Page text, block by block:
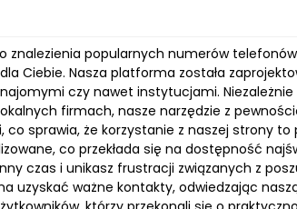
znalezienia popularnych numerów
Ciebie. Nasza platforma została
czy nawet instytucjami.
firmach, nasze narzędzie z
sprawia, że korzystanie z naszej strony to
co przekłada się na dostępność
czas i unikasz frustracji związanych z
uzyskać ważne kontakty, odwiedzając